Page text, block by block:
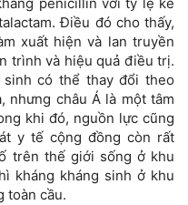
Điều đó cho thấy,
xuất hiện và lan truyền
trình và hiệu quả điều trị.
có thể thay đổi theo
nhưng châu Á là một tâm
khi đó, nguồn lực cũng
y tế cộng đồng còn rất
trên thế giới sống ở khu
kháng kháng sinh ở khu
toàn cầu.